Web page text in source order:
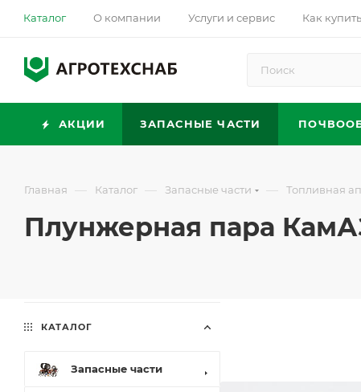
Каталог О компании Услуги и сервис Как купить
АКЦИИ ЗАПАСНЫЕ ЧАСТИ
Главная — Каталог — Запасные части — Топливная
Плунжерная пара КамАЗ
КАТАЛОГ
Запасные части